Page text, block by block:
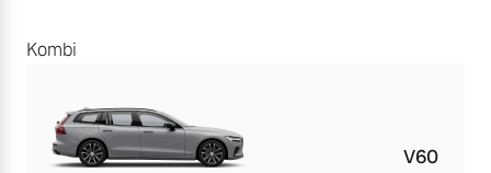
Kombi
V60